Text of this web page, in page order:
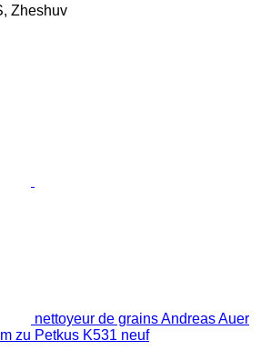
Zheshuv
nettoyeur de grains Andreas Auer
zu Petkus K531 neuf